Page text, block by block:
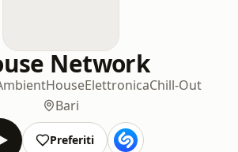
Network
HouseElettronicaChill-Out
Bari
Preferiti